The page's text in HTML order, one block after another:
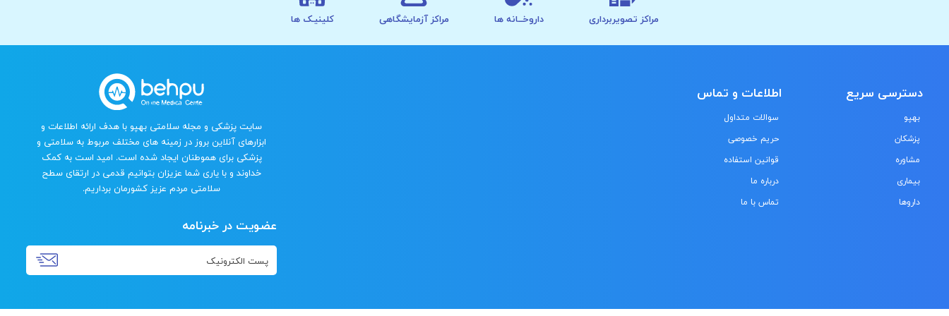
مراکز تصویربرداری داروخــانه ها مراکز آزمایشگاهی کلینیـک ها
سایت پزشکی و مجله سلامتی بهپو با هدف ارائه اطلاعات و
ابزارهای آنلاین بروز در زمینه های مختلف مربوط به سلامتی و
پزشکی برای هموطنان ایجاد شده است. امید است به کمک
خداوند و با یاری شما عزیزان بتوانیم قدمی در ارتقای سطح
سلامتی مردم عزیز کشورمان برداریم.
عضویت در خبرنامه
دسترسی سریع
بهپو
پزشکان
مشاوره
بیماری
داروها
اطلاعات و تماس
سوالات متداول
حریم خصوصی
قوانین استفاده
درباره ما
تماس با ما